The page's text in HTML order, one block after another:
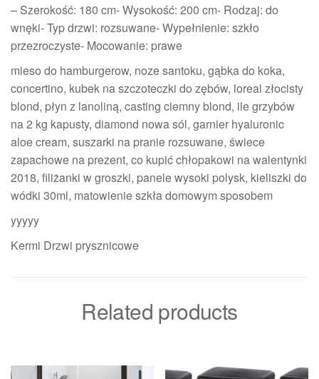
– Szerokość: 180 cm- Wysokość: 200 cm- Rodzaj: do
wnęki- Typ drzwi: rozsuwane- Wypełnienie: szkło
przezroczyste- Mocowanie: prawe
mieso do hamburgerow, noze santoku, gąbka do koka,
concertino, kubek na szczoteczki do zębów, loreal złocisty
blond, płyn z lanoliną, casting ciemny blond, ile grzybów
na 2 kg kapusty, diamond nowa sól, garnier hyaluronic
aloe cream, suszarki na pranie rozsuwane, świece
zapachowe na prezent, co kupić chłopakowi na walentynki
2018, filiżanki w groszki, panele wysoki polysk, kieliszki do
wódki 30ml, matowienie szkła domowym sposobem
yyyyy
Kermi Drzwi prysznicowe
Related products